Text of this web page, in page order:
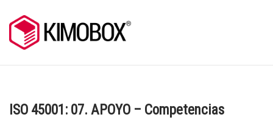
to
content
ISO 45001: 07. APOYO – Competencias